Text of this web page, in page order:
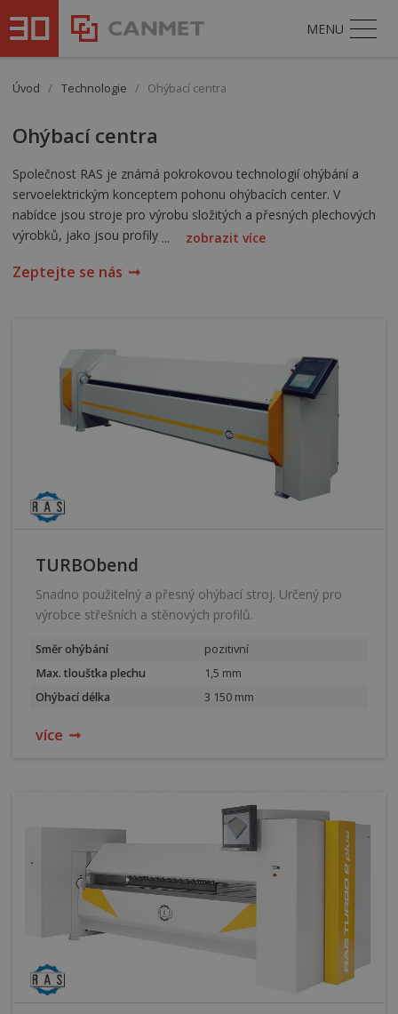
MENU
Úvod / Technologie / Ohýbací centra
Ohýbací centra
Společnost RAS je známá pokrokovou technologií ohýbání a
servoelektrickým konceptem pohonu ohýbacích center. V
nabídce jsou stroje pro výrobu složitých a přesných plechových
výrobků, jako jsou profily, panely, kazety a ze všech stran
Unikátní princip ohýbání RAS je nejpřirozenějším způsobem, jak
ohýbání výrobku zajišťuje ohýbací nástroj upnutý v kyvném
beranu, s patentově chráněným pohybem odvalování po plechu.
Plech během ohýbání leží na plochém stole. U strojů s
technologií pozitivního/negativního ohýbání jako např. u
proběhne ohnutí všech ohybů na dané straně bez
potřeby otáčení výrobku a se stejnými nástroji včetně falcování.
... zobrazit více
Zeptejte se nás
TURBObend
Snadno použitelný a přesný ohýbací stroj. Určený pro
výrobce střešních a stěnových profilů.
Směr ohýbání
pozitivní
Max. tloušťka plechu
1,5 mm
Ohýbací délka
3 150 mm
více